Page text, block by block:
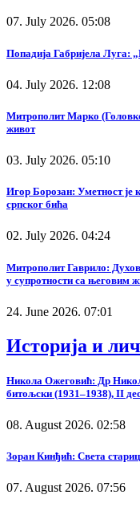
07. July 2026. 05:08
Попадија Габријела Луга:
04. July 2026. 12:08
Митрополит Марко
живот
03. July 2026. 05:10
Игор Борозан: Уметност је
српског бића
02. July 2026. 04:24
Митрополит Гаврило:
у супротности са његовим
24. June 2026. 07:01
Историја и
Никола Ожеговић: Др
битољски (1931–1938), II
08. August 2026. 02:58
Зоран Кинђић: Света
07. August 2026. 07:56